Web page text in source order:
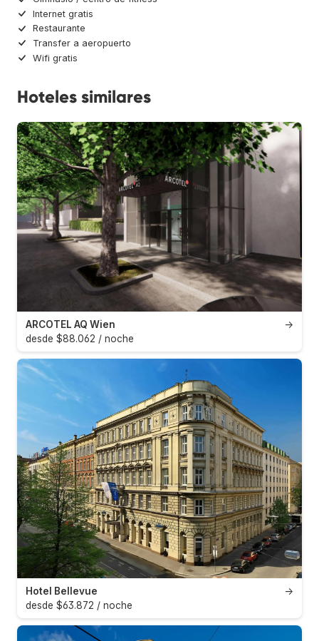
Internet gratis
Restaurante
Transfer a aeropuerto
Wifi gratis
Hoteles similares
→
ARCOTEL AQ Wien
desde $88.062 / noche
→
Hotel Bellevue
desde $63.872 / noche